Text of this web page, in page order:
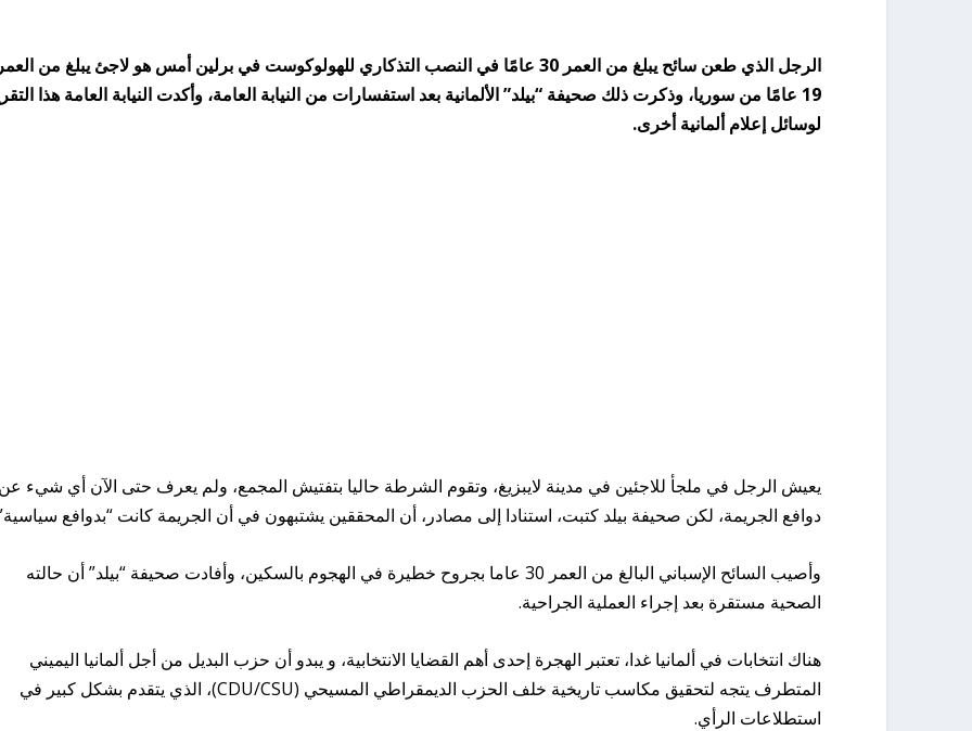
الرجل الذي طعن سائح يبلغ من العمر 30 عامًا في النصب التذكاري للهولوكوست في برلين أمس هو لاجئ يبلغ من
19 عامًا من سوريا، وذكرت ذلك صحيفة “بيلد” الألمانية بعد استفسارات من النيابة العامة، وأكدت النيابة العامة هذا
لوسائل إعلام ألمانية أخرى.
يعيش الرجل في ملجأ للاجئين في مدينة لايبزيغ، وتقوم الشرطة حاليا بتفتيش المجمع، ولم يعرف حتى الآن أي شيء
دوافع الجريمة، لكن صحيفة بيلد كتبت، استنادا إلى مصادر، أن المحققين يشتبهون في أن الجريمة كانت “بدوافع
وأصيب السائح الإسباني البالغ من العمر 30 عاما بجروح خطيرة في الهجوم بالسكين، وأفادت صحيفة “بيلد” أن حالته
الصحية مستقرة بعد إجراء العملية الجراحية.
هناك انتخابات في ألمانيا غدا، تعتبر الهجرة إحدى أهم القضايا الانتخابية، و يبدو أن حزب البديل من أجل ألمانيا اليميني
المتطرف يتجه لتحقيق مكاسب تاريخية خلف الحزب الديمقراطي المسيحي (CDU/CSU)، الذي يتقدم بشكل كبير في
استطلاعات الرأي.